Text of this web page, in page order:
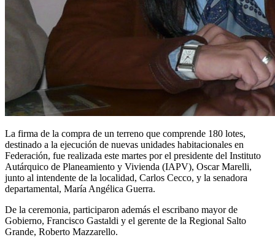
La firma de la compra de un terreno que comprende 180 lotes,
destinado a la ejecución de nuevas unidades habitacionales en
Federación, fue realizada este martes por el presidente del Instituto
Autárquico de Planeamiento y Vivienda (IAPV), Oscar Marelli,
junto al intendente de la localidad, Carlos Cecco, y la senadora
departamental, María Angélica Guerra.
De la ceremonia, participaron además el escribano mayor de
Gobierno, Francisco Gastaldi y el gerente de la Regional Salto
Grande, Roberto Mazzarello.